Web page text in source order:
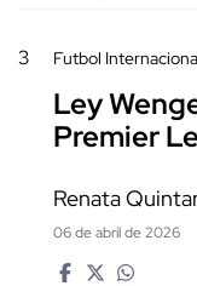
3 Futbol
Ley
Premier
Renata
06 de abril de 2026